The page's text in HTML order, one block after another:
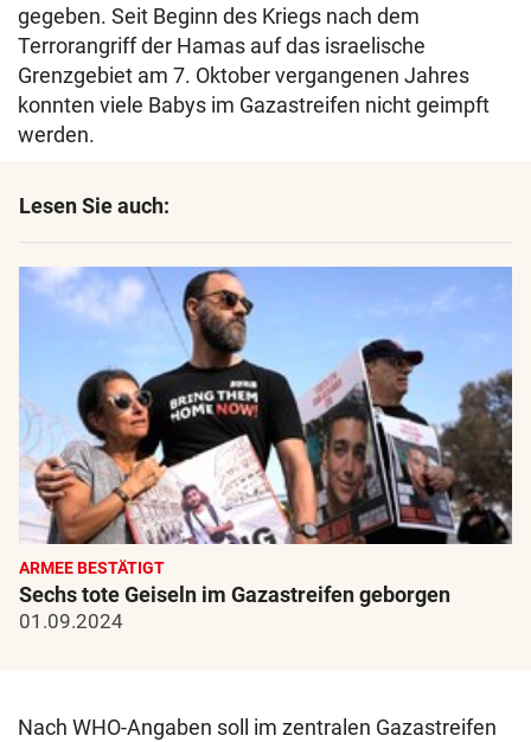
gegeben. Seit Beginn des Kriegs nach dem
Terrorangriff der Hamas auf das israelische
Grenzgebiet am 7. Oktober vergangenen Jahres
konnten viele Babys im Gazastreifen nicht geimpft
werden.
Lesen Sie auch:
ARMEE BESTÄTIGT
Sechs tote Geiseln im Gazastreifen geborgen
01.09.2024
Nach WHO-Angaben soll im zentralen Gazastreifen